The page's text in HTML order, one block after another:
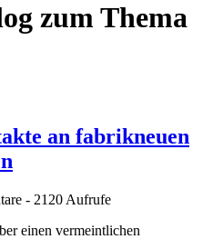
zum Thema
an fabrikneuen
- 2120 Aufrufe
einen vermeintlichen